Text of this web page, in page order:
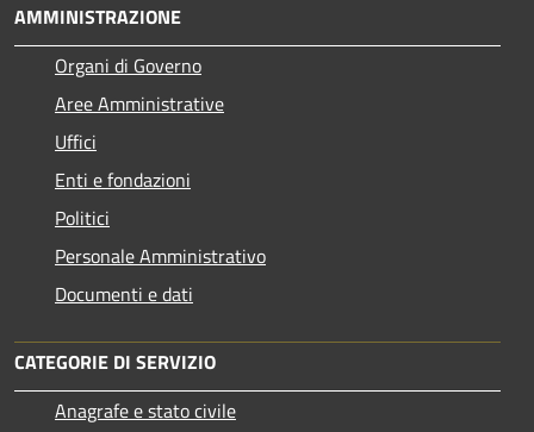
AMMINISTRAZIONE
Organi di Governo
Aree Amministrative
Uffici
Enti e fondazioni
Politici
Personale Amministrativo
Documenti e dati
CATEGORIE DI SERVIZIO
Anagrafe e stato civile